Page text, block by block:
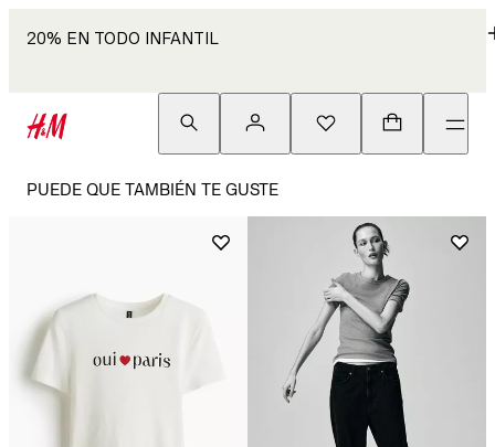
20% EN TODO INFANTIL
PUEDE QUE TAMBIÉN TE GUSTE